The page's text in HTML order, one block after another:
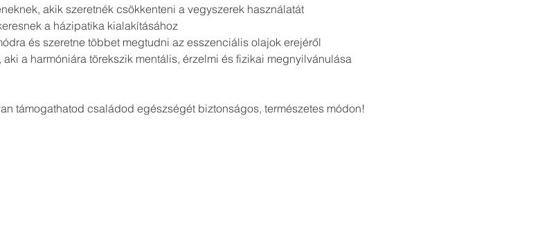
akik szeretnék csökkenteni a vegyszerek használatát
a házipatika kialakításához
és szeretne többet megtudni az esszenciális olajok erejéről
a harmóniára törekszik mentális, érzelmi és fizikai megnyilvánulása
támogathatod családod egészségét biztonságos, természetes módon!